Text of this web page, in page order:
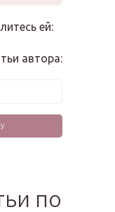
ей:
автора:
по